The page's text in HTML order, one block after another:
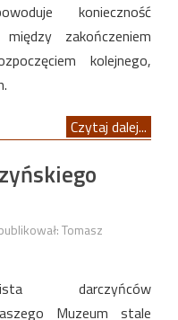
konieczność
zakończeniem
kolejnego,
Czytaj dalej...
Tomasz
darczyńców
Muzeum stale